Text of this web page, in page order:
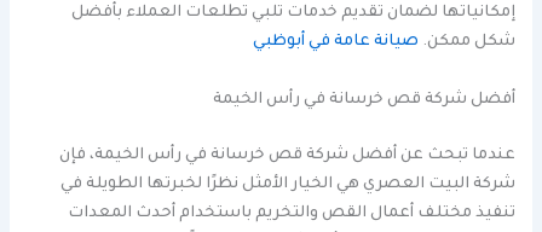
إمكانياتها لضمان تقديم خدمات تلبي تطلعات العملاء بأفضل
شكل ممكن. صيانة عامة في أبوظبي
أفضل شركة قص خرسانة في رأس الخيمة
عندما تبحث عن أفضل شركة قص خرسانة في رأس الخيمة، فإن
شركة البيت العصري هي الخيار الأمثل نظرًا لخبرتها الطويلة في
تنفيذ مختلف أعمال القص والتخريم باستخدام أحدث المعدات